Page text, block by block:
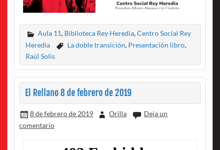
Aula 11, Biblioteca Rey Heredia,Centro Social Rey
Heredia
La doble transición, Presentación libro,
Raúl Solis
El Rellano 8 de febrero de 2019
8 de febrero de 2019 Orilla
Deja un
comentario